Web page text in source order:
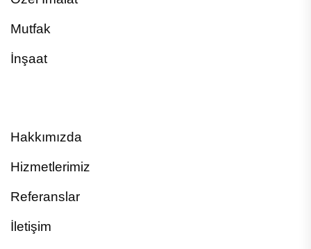
Mutfak
İnşaat
Hakkımızda
Hizmetlerimiz
Referanslar
İletişim